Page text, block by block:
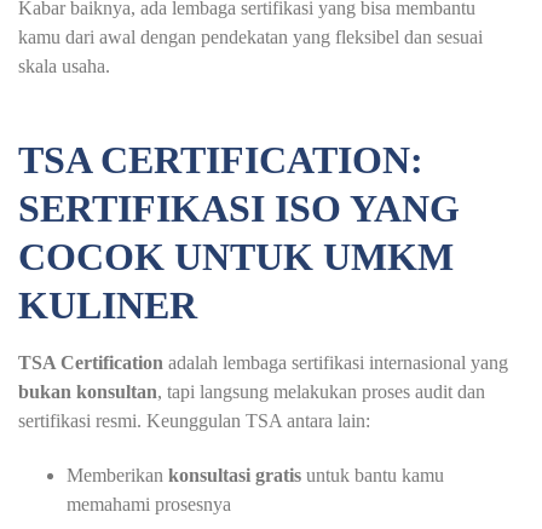
Kabar baiknya, ada lembaga sertifikasi yang bisa membantu
kamu dari awal dengan pendekatan yang fleksibel dan sesuai
skala usaha.
TSA CERTIFICATION:
SERTIFIKASI ISO YANG
COCOK UNTUK UMKM
KULINER
TSA Certification adalah lembaga sertifikasi internasional yang
bukan konsultan, tapi langsung melakukan proses audit dan
sertifikasi resmi. Keunggulan TSA antara lain:
Memberikan konsultasi gratis untuk bantu kamu
memahami prosesnya